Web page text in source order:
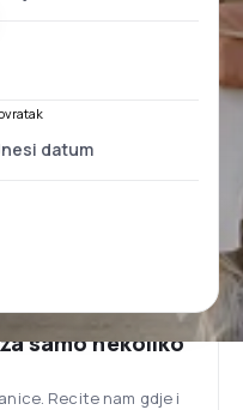
samo nekoliko
Recite nam gdje i